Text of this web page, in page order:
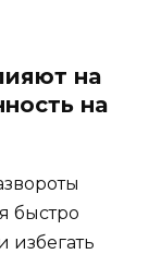
на
на
быстро
избегать